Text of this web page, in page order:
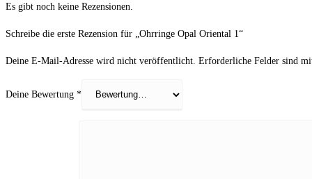
Es gibt noch keine Rezensionen.
Schreibe die erste Rezension für „Ohrringe Opal Oriental 1“
Deine E-Mail-Adresse wird nicht veröffentlicht. Erforderliche Felder sind
Deine Bewertung *